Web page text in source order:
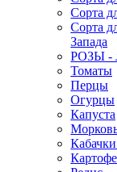
Сорта
Сорта
Запада
РОЗЫ -
Томаты
Перцы
Огурцы
Капуста